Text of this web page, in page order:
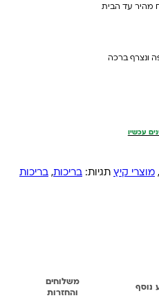
מהיר עד הבית
ונצרף ברכה
עכשיו
, מוצרי קיץ תגיות: בריכות, בריכות
נוסף
משלוחים
והחזרות